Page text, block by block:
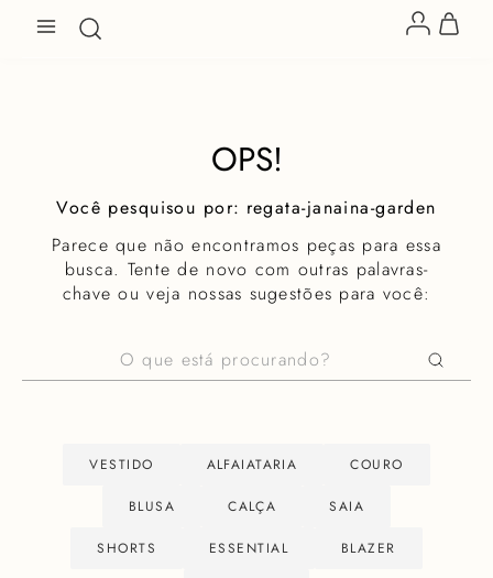
OPS!
regata-janaina-garden
Parece que não encontramos peças para essa
busca. Tente de novo com outras palavras-
chave ou veja nossas sugestões para você:
O que está procurando?
VESTIDO ALFAIATARIA COURO
BLUSA CALÇA SAIA
SHORTS ESSENTIAL BLAZER